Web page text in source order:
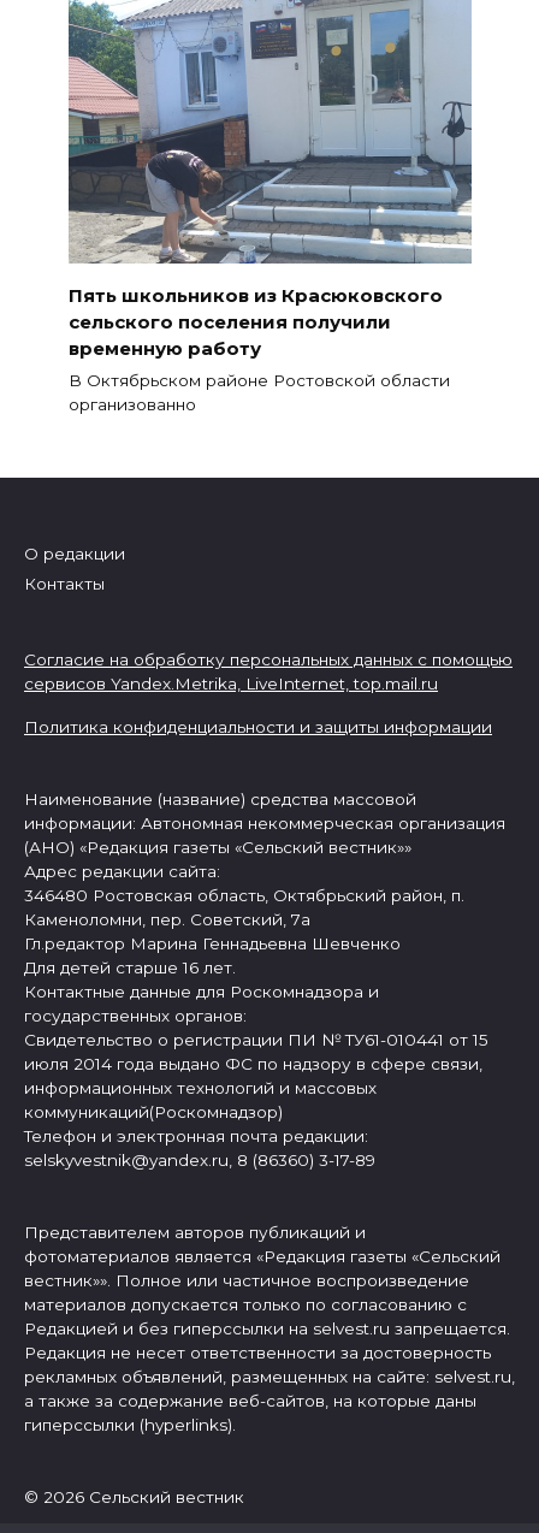
Пять школьников из Красюковского
сельского поселения получили
временную работу
В Октябрьском районе Ростовской области
организованно
О редакции
Контакты
Согласие на обработку персональных данных с помощью
сервисов Yandex.Metrika, LiveInternet,top.mail.ru
Политика конфиденциальности и защиты информации
Наименование (название) средства массовой
информации: Автономная некоммерческая организация
(АНО) «Редакция газеты «Сельский вестник»»
Адрес редакции сайта:
346480 Ростовская область, Октябрьский район, п.
Каменоломни, пер. Советский, 7а
Гл.редактор Марина Геннадьевна Шевченко
Для детей старше 16 лет.
Контактные данные для Роскомнадзора и
государственных органов:
Свидетельство о регистрации ПИ № ТУ61-010441 от 15
июля 2014 года выдано ФС по надзору в сфере связи,
информационных технологий и массовых
коммуникаций(Роскомнадзор)
Телефон и электронная почта редакции:
selskyvestnik@yandex.ru, 8 (86360) 3-17-89
Представителем авторов публикаций и
фотоматериалов является «Редакция газеты «Сельский
вестник»». Полное или частичное воспроизведение
материалов допускается только по согласованию с
Редакцией и без гиперссылки на selvest.ru запрещается.
Редакция не несет ответственности за достоверность
рекламных объявлений, размещенных на сайте: selvest.ru,
а также за содержание веб-сайтов, на которые даны
гиперссылки (hyperlinks).
© 2026 Сельский вестник